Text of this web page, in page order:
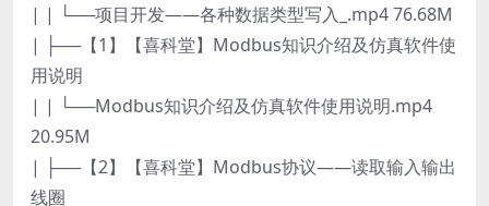
| | └──项目开发——各种数据类型写入_.mp4 76.68M
| ├──【1】【喜科堂】Modbus知识介绍及仿真软件使
用说明
| | └──Modbus知识介绍及仿真软件使用说明.mp4
20.95M
| ├──【2】【喜科堂】Modbus协议——读取输入输出
线圈